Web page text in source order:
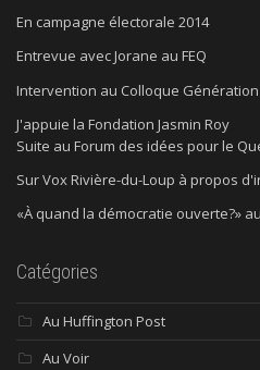
En campagne électorale 2014
Entrevue avec Jorane au FEQ
Intervention au Colloque Génération
J'appuie la Fondation Jasmin Roy
Suite au Forum des idées pour le
Sur Vox Rivière-du-Loup à propos
«À quand la démocratie ouverte?»
Catégories
Au Huffington Post
Au Voir